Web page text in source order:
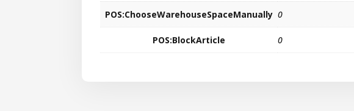
POS:ChooseWarehouseSpaceManually 0
POS:BlockArticle 0